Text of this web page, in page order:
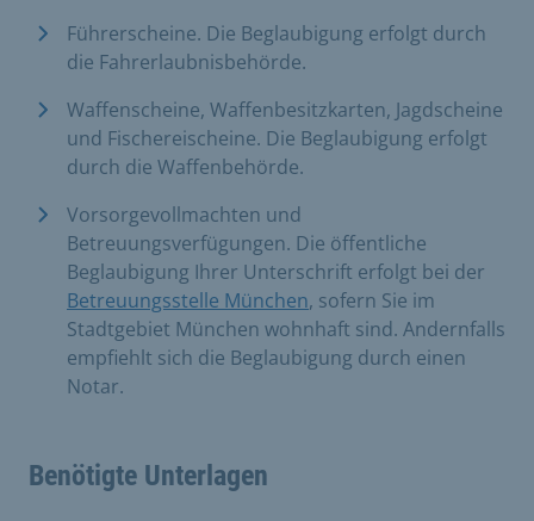
Führerscheine. Die Beglaubigung erfolgt durch
die Fahrerlaubnisbehörde.
Waffenscheine, Waffenbesitzkarten, Jagdscheine
und Fischereischeine. Die Beglaubigung erfolgt
durch die Waffenbehörde.
Vorsorgevollmachten und
Betreuungsverfügungen. Die öffentliche
Beglaubigung Ihrer Unterschrift erfolgt bei der
Betreuungsstelle München, sofern Sie im
Stadtgebiet München wohnhaft sind. Andernfalls
empfiehlt sich die Beglaubigung durch einen
Notar.
Benötigte Unterlagen